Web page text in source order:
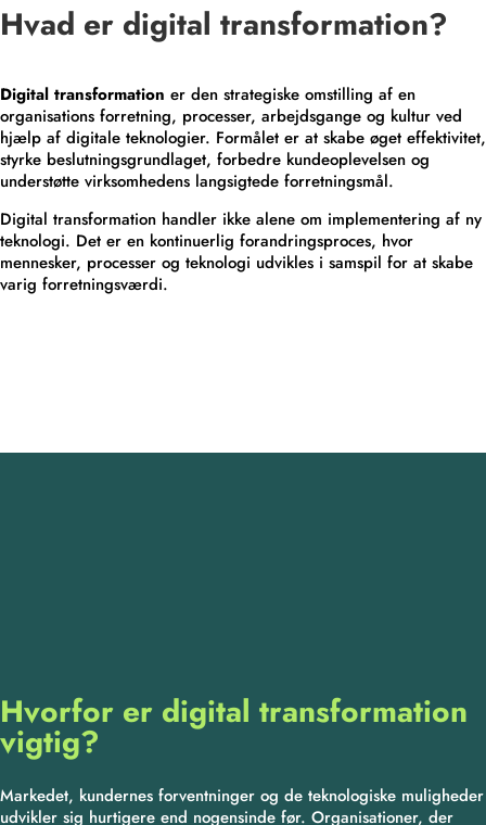
Hvad er digital transformation?
Digital transformation er den strategiske omstilling af en
organisations forretning, processer, arbejdsgange og kultur ved
hjælp af digitale teknologier. Formålet er at skabe øget effektivitet,
styrke beslutningsgrundlaget, forbedre kundeoplevelsen og
understøtte virksomhedens langsigtede forretningsmål.
Digital transformation handler ikke alene om implementering af ny
teknologi. Det er en kontinuerlig forandringsproces, hvor
mennesker, processer og teknologi udvikles i samspil for at skabe
varig forretningsværdi.
Hvorfor er digital transformation
vigtig?
Markedet, kundernes forventninger og de teknologiske muligheder
udvikler sig hurtigere end nogensinde før. Organisationer, der